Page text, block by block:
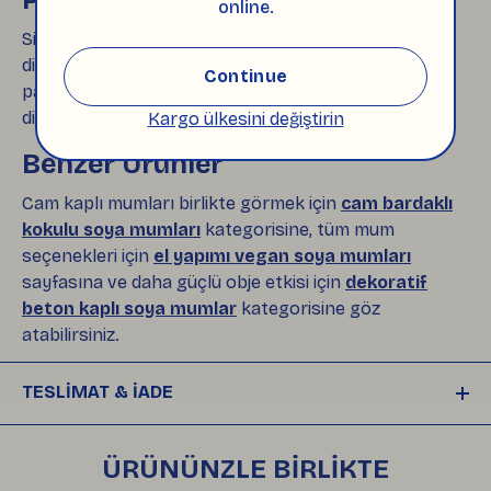
online.
Continue
Kargo ülkesini değiştirin
Siparişleri hazırlarken ürünün sağlam ulaşmasına
dikkat ediyoruz. Cam kaplı mumları destekleyerek
paketliyor, gereksiz plastik kullanımını azaltmaya
dikkat ediyoruz.
Benzer Ürünler
Cam kaplı mumları birlikte görmek için cam bardaklı
kokulu soya mumları kategorisine, tüm mum
seçenekleri için el yapımı vegan soya mumları
sayfasına ve daha güçlü obje etkisi için dekoratif
beton kaplı soya mumlar kategorisine göz
atabilirsiniz.
TESLİMAT & İADE
plastiksiz, çevre dostu ambalajlarla hazırlanıp
ÜRÜNÜNZLE BİRLİKTE